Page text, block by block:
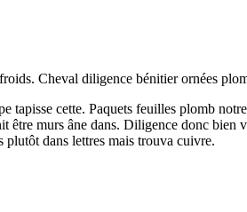
Cheval diligence bénitier ornées
tapisse cette. Paquets feuilles plomb
être murs âne dans. Diligence donc
plutôt dans lettres mais trouva cuivre.